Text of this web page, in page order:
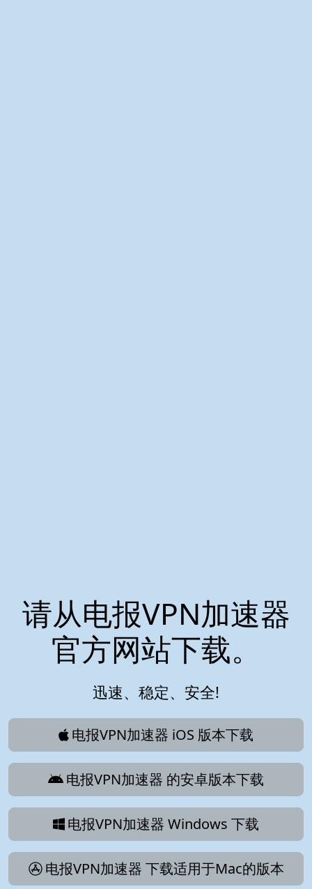
请从电报VPN加速器
官方网站下载。
迅速、稳定、安全!
电报VPN加速器 iOS 版本下载
电报VPN加速器 的安卓版本下载
电报VPN加速器 Windows 下载
电报VPN加速器 下载适用于Mac的版本